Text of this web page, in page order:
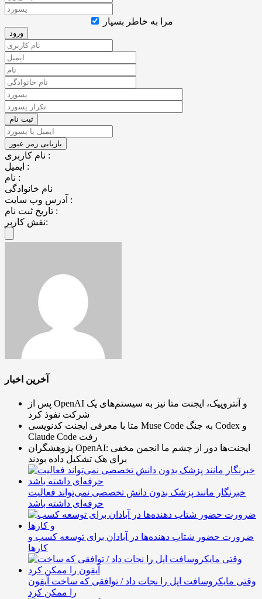
مرا به خاطر بسپار
نام کاربری :
ایمیل :
نام :
نام خانوادگی
آدرس وب سایت :
تاریخ ثبت نام :
نقش کاربر:
آخرین اخبار
پس از OpenAI و آنتروپیک، ایجنت متا نیز به سیستم‌های یک
شرکت نفوذ کرد
متا با معرفی ایجنت کدنویسی Muse Code به جنگ Codex و
Claude Code رفت
پژوهشگران OpenAI: ایجنت‌ها دور از چشم ما انجمن مخفی
برای هک تشکیل داده بودند
خبرنگار مانند پزشک بدون دانش تخصصی نمی‌تواند فعالیت
حرفه‌ای داشته باشد
ضرورت حضور شتاب ‌دهنده‌ها در آبادان برای توسعه کسب‌ و
کارها
وقتی مایکروسافت اپل را نجات داد / توافقی که ساخت آیفون
را ممکن کرد